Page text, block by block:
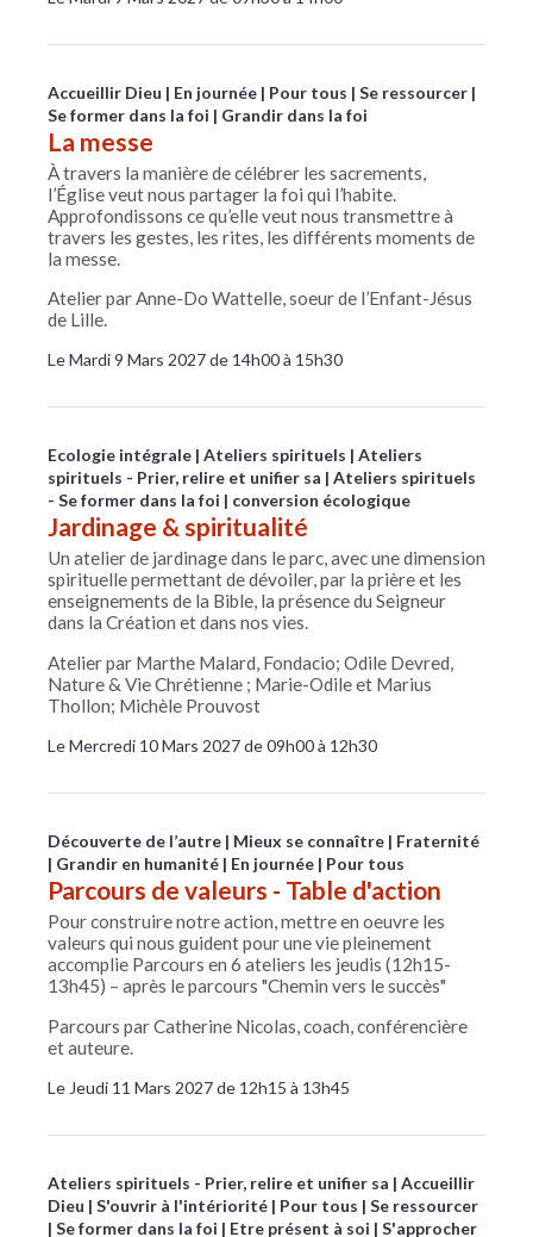
Accueillir Dieu En journée Pour tous
Se ressourcer
Se former dans la foi
Grandir dans la foi
La messe
À travers la manière de célébrer les sacrements,
l’Église veut nous partager la foi qui l’habite.
Approfondissons ce qu’elle veut nous transmettre à
travers les gestes, les rites, les différents moments de
la messe.
Atelier par Anne-Do Wattelle, soeur de l’Enfant-Jésus
de Lille.
Le Mardi 9 Mars 2027 de 14h00 à 15h30
Ecologie intégrale Ateliers spirituels
Ateliers
spirituels - Prier, relire et unifier sa
Ateliers spirituels
- Se former dans la foi
conversion écologique
Jardinage & spiritualité
Un atelier de jardinage dans le parc, avec une dimension
spirituelle permettant de dévoiler, par la prière et les
enseignements de la Bible, la présence du Seigneur
dans la Création et dans nos vies.
Atelier par Marthe Malard, Fondacio; Odile Devred,
Nature & Vie Chrétienne ; Marie-Odile et Marius
Thollon; Michèle Prouvost
Le Mercredi 10 Mars 2027 de 09h00 à 12h30
Découverte de l’autre Mieux se connaître
Fraternité
Grandir en humanité
En journée Pour tous
Parcours de valeurs - Table d'action
Pour construire notre action, mettre en oeuvre les
valeurs qui nous guident pour une vie pleinement
accomplie Parcours en 6 ateliers les jeudis (12h15-
13h45) – après le parcours "Chemin vers le succès"
Parcours par Catherine Nicolas, coach, conférencière
et auteure.
Le Jeudi 11 Mars 2027 de 12h15 à 13h45
Ateliers spirituels - Prier, relire et unifier sa
Accueillir
Dieu
S'ouvrir à l'intériorité Pour tous
Se ressourcer
Se former dans la foi
Etre présent à soi S'approcher